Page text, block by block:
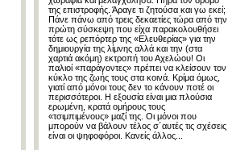
της επιστροφής. Άραγε τι ζητούσα και γω εκεί;
Πάνε πάνω από τρεις δεκαετίες τώρα από την
πρώτη σύσκεψη που είχα παρακολουθήσει
τότε ως ρεπόρτερ της «Ελευθερίας» για την
δημιουργία της λίμνης αλλά και την (στα
χαρτιά ακόμη) εκτροπή του Αχελώου! Οι
παλιοί «παράγοντες» πρέπει να κλείσουν τον
κύκλο της ζωής τους στα κοινά. Κρίμα όμως,
γιατί από μόνοι τους δεν το κάνουν ποτέ οι
περισσότεροι. Η εξουσία είναι μια πλούσια
ερωμένη, κρατά ομήρους τους
«τσιμπιμένους» μαζί της. Οι μόνοι που
μπορούν να βάλουν τέλος σ´αυτές τις σχέσεις
είναι οι ψηφοφόροι. Κανείς άλλος...